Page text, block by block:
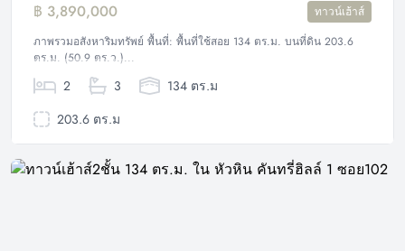
฿ 3,890,000
ทาวน์เฮ้าส์
ภาพรวมอสังหาริมทรัพย์ พื้นที่: พื้นที่ใช้สอย 134 ตร.ม. บนที่ดิน 203.6
ตร.ม. (50.9 ตร.ว.)...
2 3
134 ตร.ม
203.6 ตร.ม